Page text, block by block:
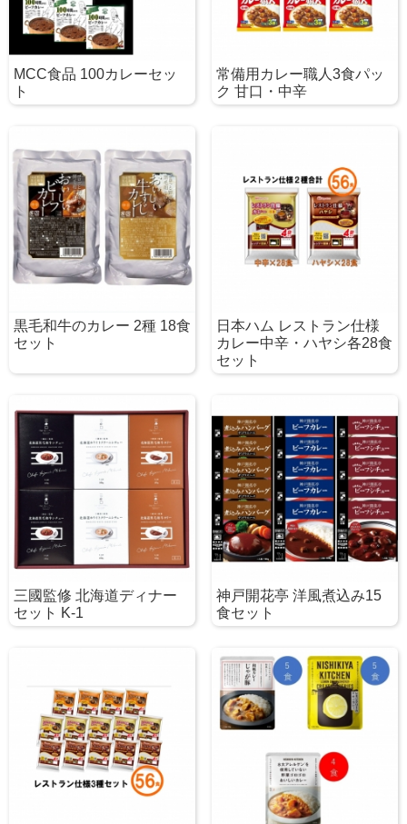
MCC食品 100カレーセッ
ト
常備用カレー職人3食パッ
ク 甘口・中辛
黒毛和牛のカレー 2種 18食
セット
日本ハム レストラン仕様
カレー中辛・ハヤシ各28食
セット
三國監修 北海道ディナー
セット K-1
神戸開花亭 洋風煮込み15
食セット